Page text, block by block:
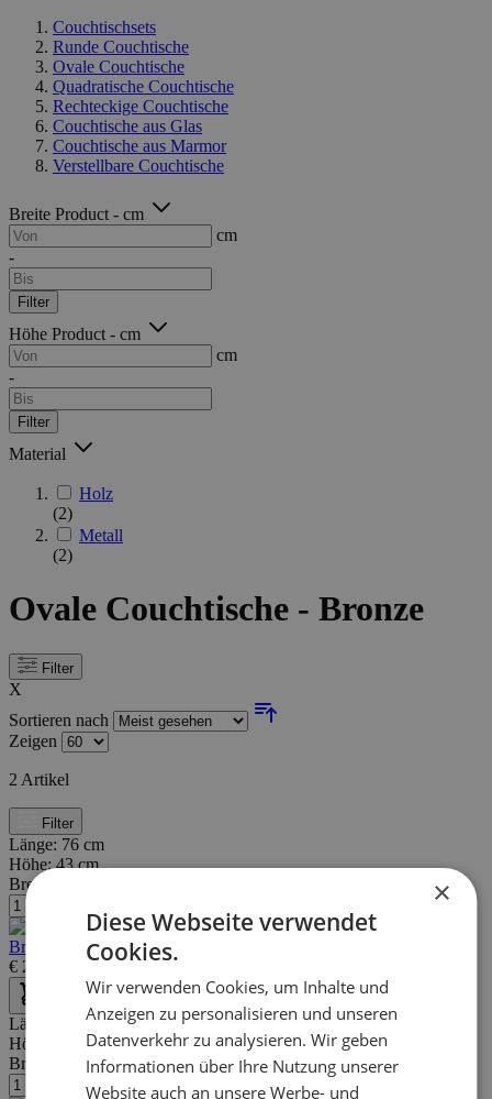
Couchtischsets
Runde Couchtische
Ovale Couchtische
Quadratische Couchtische
Rechteckige Couchtische
Couchtische aus Glas
Couchtische aus Marmor
Verstellbare Couchtische
Breite Product - cm
cm
-
Filter
Höhe Product - cm
cm
-
Filter
Material
Holz
(2)
Metall
(2)
Ovale Couchtische - Bronze
Filter
X
Sortieren nach
Zeigen
2 Artikel
Filter
Länge: 76 cm
Höhe:43 cm
Breite/Tiefe:
Brown Ray Metall Couchtische Set/2 - Dunkelbraun Bronze
€ 259,00 359,00
Länge:
76 cm
Höhe:
41 cm
Breite/Tiefe:62 cm
×
Diese Webseite verwendet
Cookies.
Wir verwenden Cookies, um Inhalte und
Anzeigen zu personalisieren und unseren
Datenverkehr zu analysieren. Wir geben
Informationen über Ihre Nutzung unserer
Website auch an unsere Werbe- und